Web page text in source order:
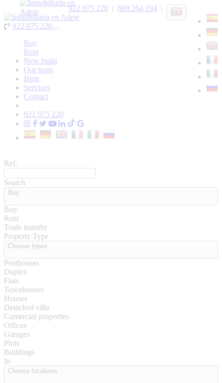
609 264 194 |
922 075 220 |
922 075 220
Toggle
Buy
Rent
New build
Our team
Blog
Services
Contact
922 075 220
Ref.
Search
Buy
Buy
Rent
Trade transfer
Property Type
Choose types
Penthouses
Duplex
Flats
Townhouses
Houses
Detached villa
Comercial properties
Offices
Garages
Plots
Buildings
In
Choose locations